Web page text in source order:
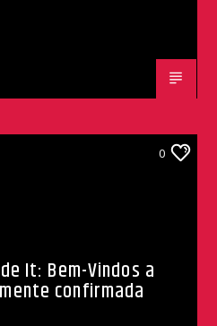
0
It: Bem-Vindos a
confirmada